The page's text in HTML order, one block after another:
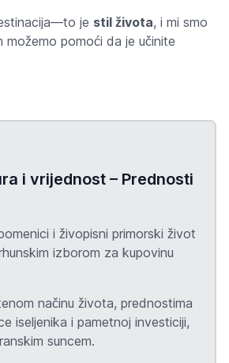
je stil života, i mi smo
možemo pomoći da je učinite
i vrijednost – Prednosti
i živopisni primorski život
izborom za kupovinu
načinu života, prednostima
iseljenika i pametnoj investiciji,
suncem.